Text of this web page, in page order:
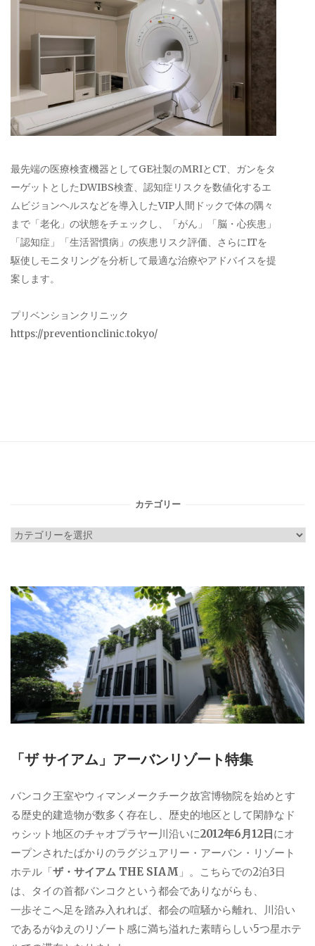
最先端の医療検査機器としてGE社製のMRIとCT、ガンをタ
ーゲットとしたDWIBS検査、認知症リスクを数値化するエ
ムビジョンヘルスなどを導入したVIP人間ドックで体の隅々
まで「老化」の状態をチェックし、「がん」「脳・心疾患」
「認知症」「生活習慣病」の疾患リスク評価、さらにITを
駆使しモニタリングを分析して最適な治療やアドバイスを提
案します。
プリベンションクリニック
https://preventionclinic.tokyo/
カテゴリー
カ
リ
ー
「ザ サイアム」アーバンリゾート特集
バンコク王室やウィマンメークチーク故宮博物院を始めとす
る歴史的建造物が数多く存在し、歴史的地区として閑静なド
ゥシット地区のチャオプラヤー川沿いに2012年6月12日にオ
ープンされたばかりのラグジュアリー・アーバン・リゾート
ホテル「ザ・サイアム THE SIAM 」。こちらでの2泊3日
は、タイの首都バンコクという都会でありながらも、
一歩そこへ足を踏み入れれば、都会の喧騒から離れ、川沿い
であるがゆえのリゾート感に満ち溢れた素晴らしい5つ星ホテ